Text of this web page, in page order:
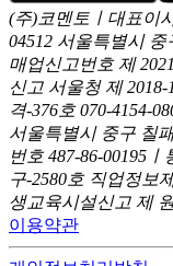
(주)코멘토ㅣ대표이
04512 서울특별시
매업신고번호 제
신고 서울청 제
격-376호 070-4154-
서울특별시 중구 칠
번호 487-86-00195
구-2580호 직업정보
생교육시설신고 제
이용약관